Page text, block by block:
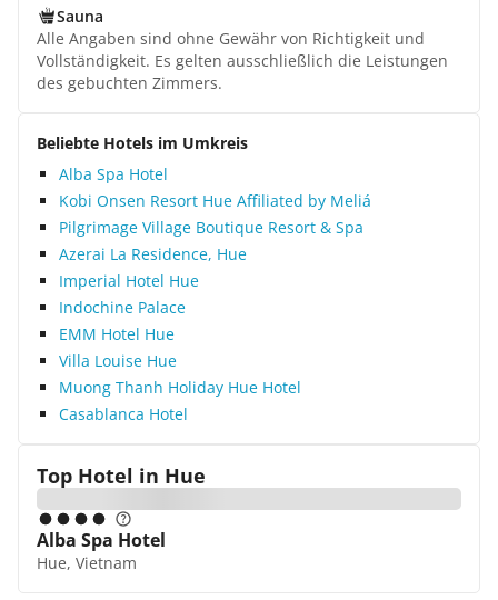
Sauna
Alle Angaben sind ohne Gewähr von Richtigkeit und
Vollständigkeit. Es gelten ausschließlich die Leistungen
des gebuchten Zimmers.
Beliebte Hotels im Umkreis
Alba Spa Hotel
Kobi Onsen Resort Hue Affiliated by Meliá
Pilgrimage Village Boutique Resort & Spa
Azerai La Residence, Hue
Imperial Hotel Hue
Indochine Palace
EMM Hotel Hue
Villa Louise Hue
Muong Thanh Holiday Hue Hotel
Casablanca Hotel
Top Hotel in Hue
Alba Spa Hotel
Hue, Vietnam